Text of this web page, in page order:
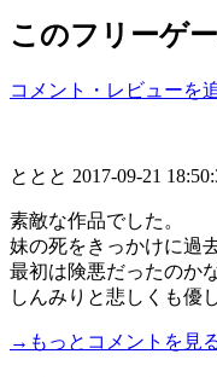
このフリーゲ
コメント・レビューを
ととと 2017-09-21
素敵な作品でした。
妹の死をきっかけに過
最初は険悪だったのか
しんみりと悲しくも優
→もっとコメントを見